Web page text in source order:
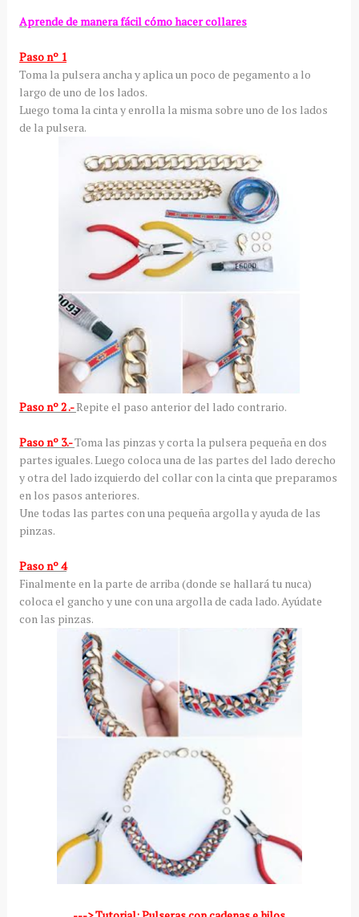
Aprende de manera fácil cómo hacer collares
Paso nº 1
Toma la pulsera ancha y aplica un poco de pegamento a lo
largo de uno de los lados.
Luego toma la cinta y enrolla la misma sobre uno de los lados
de la pulsera.
Paso nº 2 .-Repite el paso anterior del lado contrario.
Paso nº 3.-Toma las pinzas y corta la pulsera pequeña en dos
partes iguales. Luego coloca una de las partes del lado derecho
y otra del lado izquierdo del collar con la cinta que preparamos
en los pasos anteriores.
Une todas las partes con una pequeña argolla y ayuda de las
pinzas.
Paso nº 4
Finalmente en la parte de arriba (donde se hallará tu nuca)
coloca el gancho y une con una argolla de cada lado. Ayúdate
con las pinzas.